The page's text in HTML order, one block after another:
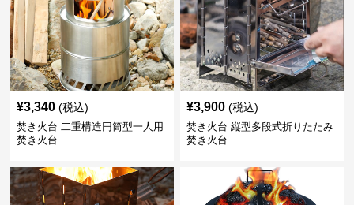
¥3,340 (税込)
焚き火台 二重構造円筒型一人用
焚き火台
¥3,900 (税込)
焚き火台 縦型多段式折りたたみ
焚き火台